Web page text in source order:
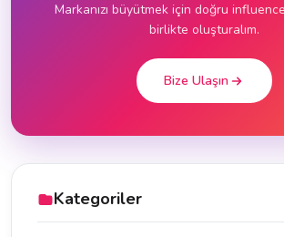
Markanızı büyütmek için doğru
birlikte oluşturalım.
Bize Ulaşın
Kategoriler